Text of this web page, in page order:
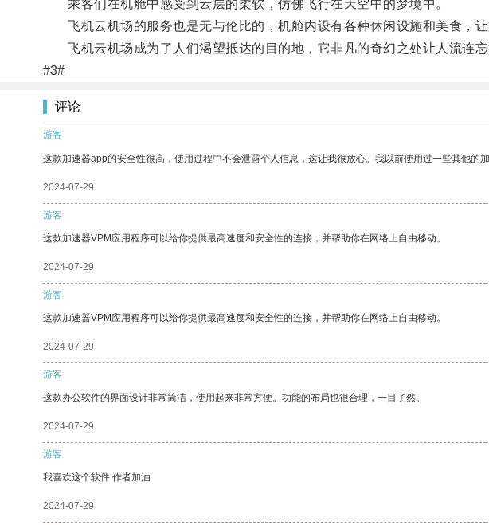
乘客们在机舱中感受到云层的柔软，仿佛飞行在天空中的梦境中。
飞机云机场的服务也是无与伦比的，机舱内设有各种休闲设施和美食，让
飞机云机场成为了人们渴望抵达的目的地，它非凡的奇幻之处让人流连忘
#3#
评论
游客
这款加速器app的安全性很高，使用过程中不会泄露个人信息，这让我很放心。我以前使用过一些其他的
2024-07-29
游客
这款加速器VPM应用程序可以给你提供最高速度和安全性的连接，并帮助你在网络上自由移动。
2024-07-29
游客
这款加速器VPM应用程序可以给你提供最高速度和安全性的连接，并帮助你在网络上自由移动。
2024-07-29
游客
这款办公软件的界面设计非常简洁，使用起来非常方便。功能的布局也很合理，一目了然。
2024-07-29
游客
我喜欢这个软件 作者加油
2024-07-29